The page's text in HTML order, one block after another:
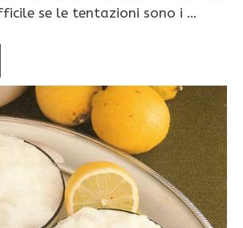
se le tentazioni sono i …